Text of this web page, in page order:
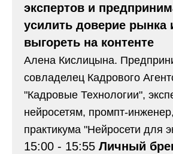
экспертов и
усилить доверие рынка
выгореть на контенте
Алена Кислицына.
совладелец Кадрового
"Кадровые Технологии",
нейросетям, промпт-
практикума "Нейросети для
15:00 - 15:55 Личный